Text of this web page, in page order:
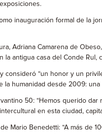
inauguración formal de la
Adriana Camarena de
antigua casa del Conde Rul,
“un honor y un
humanidad desde 2009:
50: “Hemos querido
en esta ciudad,
Mario Benedetti: “A más de